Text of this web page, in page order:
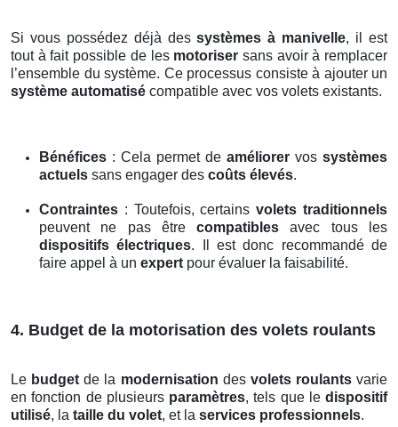
Si vous possédez déjà dessystèmes à manivelle, il est
tout à fait possible de les motoriser sans avoir à remplacer
l’ensemble du système. Ce processus consiste à ajouter un
système automatisé compatible avec vos volets existants.
Bénéfices : Cela permet de améliorer vos systèmes
actuels sans engager des coûts élevés.
Contraintes : Toutefois, certainsvolets traditionnels
peuvent ne pas êtrecompatibles avec tous les
dispositifs électriques. Il est donc recommandé de
faire appel à un expert pour évaluer la faisabilité.
4. Budget de la motorisation des volets roulants
Le budget de la modernisation des volets roulantsvarie
en fonction de plusieurs paramètres, tels que le dispositif
utilisé, la taille du volet, et la services professionnels.